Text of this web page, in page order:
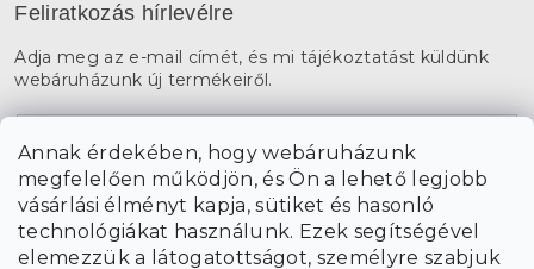
Annak érdekében, hogy webáruházunk
megfelelően működjön, és Ön a lehető legjobb
vásárlási élményt kapja, sütiket és hasonló
technológiákat használunk. Ezek segítségével
elemezzük a látogatottságot, személyre szabjuk
Feliratkozás hírlevélre
Adja meg az e-mail címét, és mi tájékoztatást küldünk
webáruházunk új termékeiről.
A hírlevelekre való feliratkozással egyetérteka személyes
adatok feldolgozásával.
FELIRATKOZÁS